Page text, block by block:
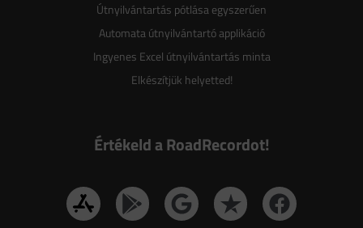
Útnyilvántartás pótlása egyszerűen
Automata útnyilvántartó applikáció
Ingyenes Excel útnyilvántartás minta
Elkészítjük helyetted!
Értékeld a RoadRecordot!